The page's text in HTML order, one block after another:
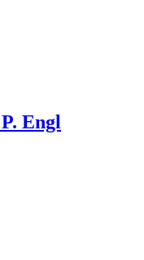
Engl